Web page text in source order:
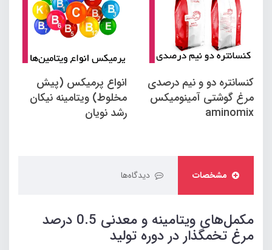
کنسانتره دو و نیم درصدی
مرغ گوشتی آمینومیکس
aminomix
انواع پرمیکس (پیش
مخلوط) ویتامینه نیکان
رشد نویان
مشخصات دیدگاه‌ها
مکمل‌های ویتامینه و معدنی 0.5 درصد
مرغ تخمگذار در دوره تولید